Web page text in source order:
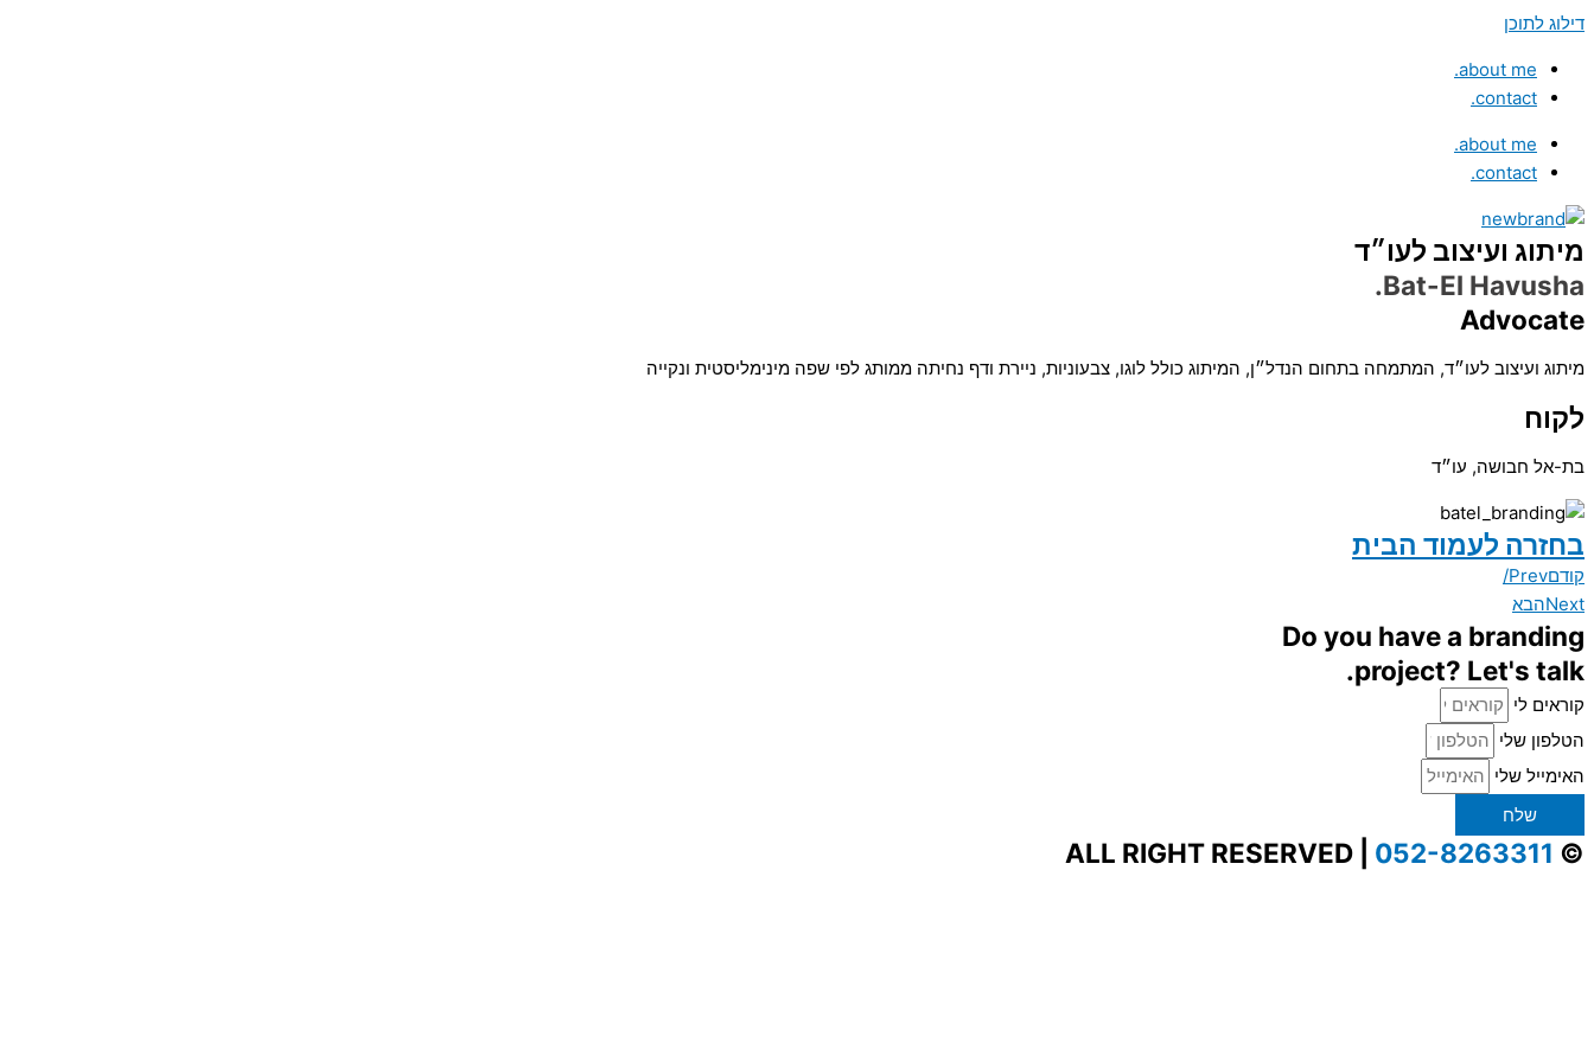
דילוג לתוכן
about me.
contact.
about me.
contact.
מיתוג ועיצוב לעו״ד
Bat-El Havusha.
Advocate
מיתוג ועיצוב לעו״ד, המתמחה בתחום הנדל״ן, המיתוג כולל לוגו, צבעוניות, ניירת ודף נחיתה ממותג לפי שפה מינימליסטית ונקייה
לקוח
בת-אל חבושה, עו״ד
בחזרה לעמוד הבית
קודםPrev/
Nextהבא
Do you have a branding
project? Let's talk.
קוראים לי
הטלפון שלי
האימייל שלי
שלח
© ALL RIGHT RESERVED |
052-8263311